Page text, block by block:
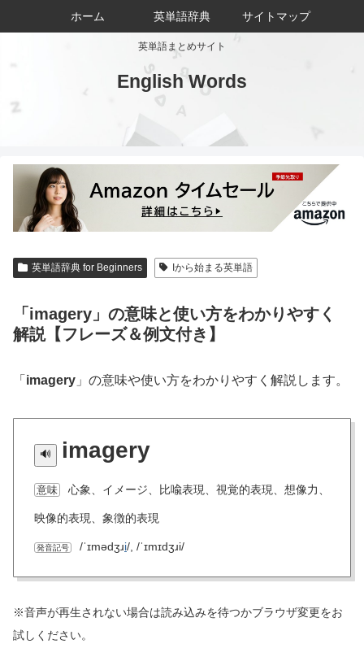
英単語まとめサイト
English Words
ホーム 英単語辞典 サイトマップ
英単語辞典 for Beginners Iから始まる英単語
「imagery」の意味と使い方をわかりやすく
解説【フレーズ＆例文付き】
「 imagery 」の意味や使い方をわかりやすく解説します。
imagery
意味 心象、イメージ、比喩表現、視覚的表現、想像力、
映像的表現、象徴的表現
発音記号 /ˈɪmədʒɹi/, /ˈɪmɪdʒɹi/
※音声が再生されない場合は読み込みを待つかブラウザ変更をお
試しください。